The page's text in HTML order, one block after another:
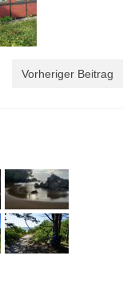
Vorheriger Beitrag